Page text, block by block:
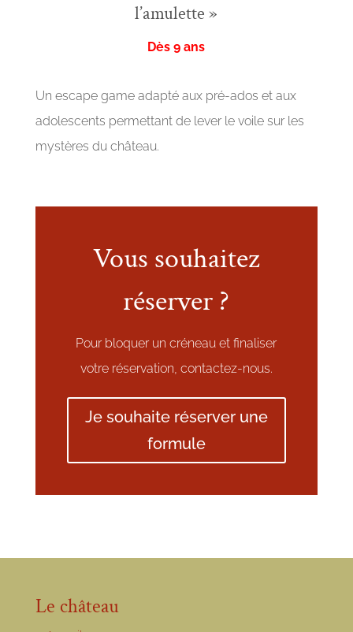
l’amulette »
Dès 9 ans
Un escape game adapté aux pré-ados et aux
adolescents permettant de lever le voile sur les
mystères du château.
Vous souhaitez
réserver ?
Pour bloquer un créneau et finaliser
votre réservation, contactez-nous.
Je souhaite réserver une
formule
Le château